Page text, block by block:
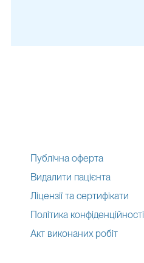
Публічна оферта
Видалити пацієнта
Ліцензії та сертифікати
Політика конфіденційності
Акт виконаних робіт